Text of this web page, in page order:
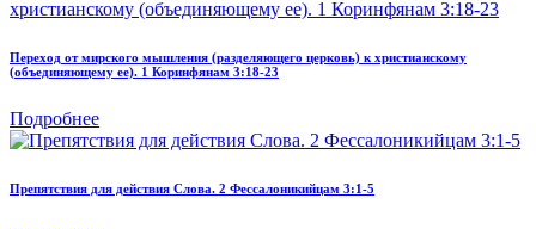
Переход от мирского мышления (разделяющего церковь) к христианскому
(объединяющему ее). 1 Коринфянам 3:18-23
Подробнее
Препятствия для действия Слова. 2 Фессалоникийцам 3:1-5